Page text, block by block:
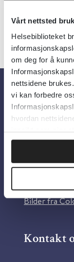
Vårt nettsted
Helsebiblioteket
om deg for å
nettsidene
vi kan forbedre
hvordan
innsikt som gjør
Om oss
Om
Personvern
Information
Bilder fra
Kontakt